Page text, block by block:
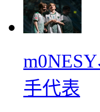
手代表